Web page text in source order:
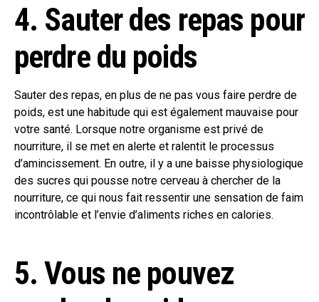
4. Sauter des repas pour
perdre du poids
Sauter des repas, en plus de ne pas vous faire perdre de
poids, est une habitude qui est également mauvaise pour
votre santé. Lorsque notre organisme est privé de
nourriture, il se met en alerte et ralentit le processus
d’amincissement. En outre, il y a une baisse physiologique
des sucres qui pousse notre cerveau à chercher de la
nourriture, ce qui nous fait ressentir une sensation de faim
incontrôlable et l’envie d’aliments riches en calories.
5. Vous ne pouvez